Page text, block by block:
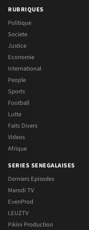
RUBRIQUES
Politique
Societe
Justice
Economie
International
People
Sports
Football
Lutte
Faits Divers
Videos
Afrique
SERIES SENEGALAISES
Derniers Episodes
Marodi TV
EvenProd
LEUZTV
Pikini Production